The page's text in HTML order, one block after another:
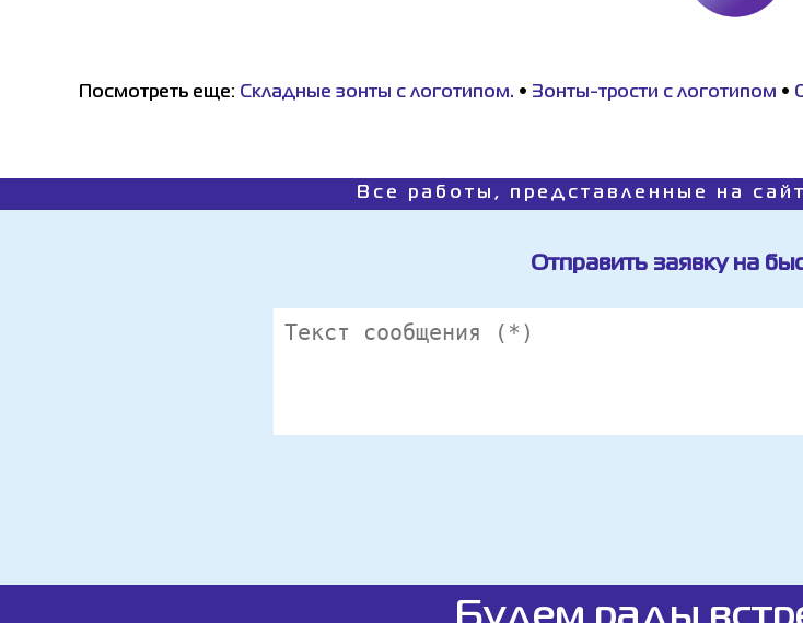
Посмотреть еще: Складные зонты с логотипом. • Зонты-трости с логотипом •
Все работы, представленные на
Отправить заявку на